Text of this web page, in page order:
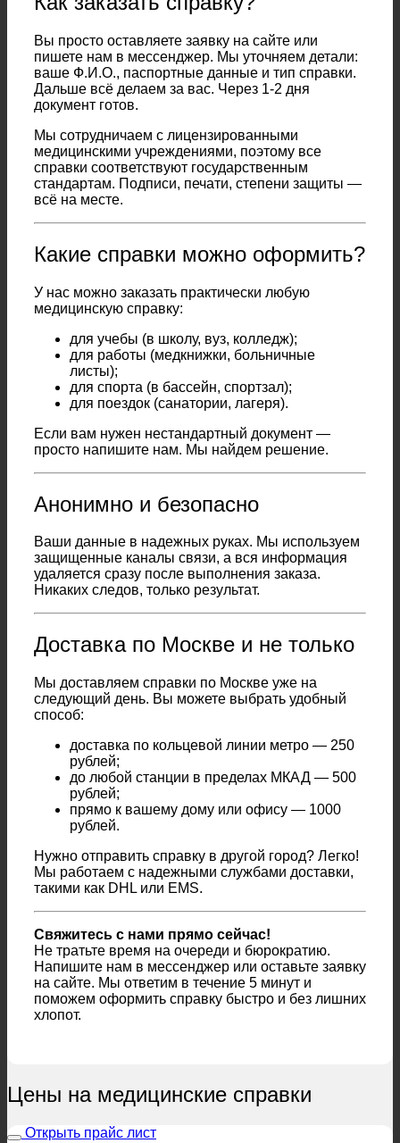
Вы просто оставляете заявку на сайте или
пишете нам в мессенджер. Мы уточняем детали:
ваше Ф.И.О., паспортные данные и тип справки.
Дальше всё делаем за вас. Через 1-2 дня
документ готов.
Мы сотрудничаем с лицензированными
медицинскими учреждениями, поэтому все
справки соответствуют государственным
стандартам. Подписи, печати, степени защиты —
всё на месте.
Какие справки можно оформить?
У нас можно заказать практически любую
медицинскую справку:
для учебы (в школу, вуз, колледж);
для работы (медкнижки, больничные
листы);
для спорта (в бассейн, спортзал);
для поездок (санатории, лагеря).
Если вам нужен нестандартный документ —
просто напишите нам. Мы найдем решение.
Анонимно и безопасно
Ваши данные в надежных руках. Мы используем
защищенные каналы связи, а вся информация
удаляется сразу после выполнения заказа.
Никаких следов, только результат.
Доставка по Москве и не только
Мы доставляем справки по Москве уже на
следующий день. Вы можете выбрать удобный
способ:
доставка по кольцевой линии метро — 250
рублей;
до любой станции в пределах МКАД — 500
рублей;
прямо к вашему дому или офису — 1000
рублей.
Нужно отправить справку в другой город? Легко!
Мы работаем с надежными службами доставки,
такими как DHL или EMS.
Свяжитесь с нами прямо сейчас!
Не тратьте время на очереди и бюрократию.
Напишите нам в мессенджер или оставьте заявку
на сайте. Мы ответим в течение 5 минут и
поможем оформить справку быстро и без лишних
хлопот.
Цены на медицинские справки
Открыть прайс лист